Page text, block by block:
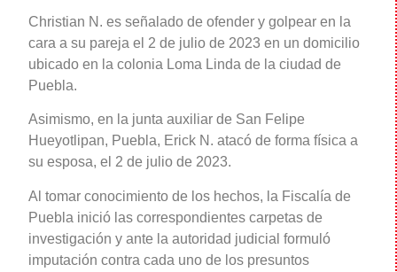
Christian N. es señalado de ofender y golpear en la
cara a su pareja el 2 de julio de 2023 en un domicilio
ubicado en la colonia Loma Linda de la ciudad de
Puebla.
Asimismo, en la junta auxiliar de San Felipe
Hueyotlipan, Puebla, Erick N. atacó de forma física a
su esposa, el 2 de julio de 2023.
Al tomar conocimiento de los hechos, la Fiscalía de
Puebla inició las correspondientes carpetas de
investigación y ante la autoridad judicial formuló
imputación contra cada uno de los presuntos